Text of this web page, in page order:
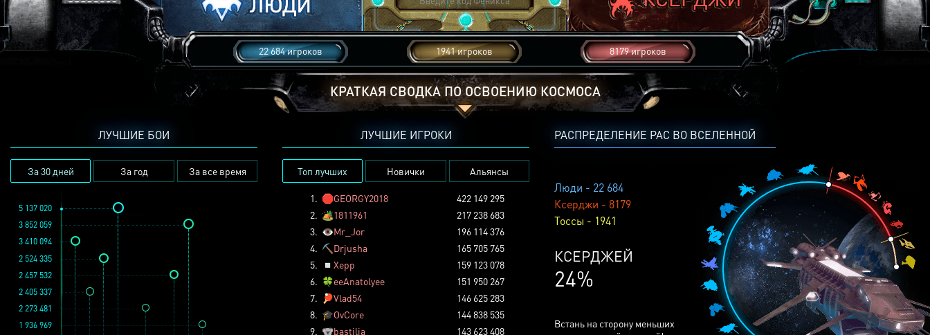
22 684 игроков 1941 игроков 8179 игроков
КРАТКАЯ СВОДКА ПО ОСВОЕНИЮ КОСМОСА
РАСПРЕДЕЛЕНИЕ РАС ВО ВСЕЛЕННОЙ
Люди - 22 684
Ксерджи - 8179
Тоссы - 1941
КСЕРДЖЕЙ
24%
Встань на сторону меньших
ЛУЧШИЕ БОИ
За 30 дней За год За все время
1 936 969
3 852 059
2 457 532
2 273 481
5 137 020
2 524 335
2 405 337
3 410 094
ЛУЧШИЕ ИГРОКИ
Топ лучших Новички Альянсы
1. 🛑GEORGY2018
422 149 295
2. 🏕️1811961
217 238 683
3. 👁️Mr_Jor
196 114 376
4. ⛏️ Drjusha
165 705 765
5.
◽ Xepp
159 123 078
6. 🍀eeAnatolyee
151 950 267
7.
🏓Vlad54
146 625 283
8. 🎓OvCore
144 838 535
9. 🐨bastilia
143 623 408